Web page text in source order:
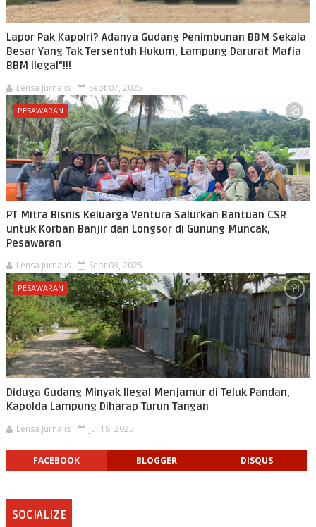
Lapor Pak Kapolri? Adanya Gudang Penimbunan BBM Sekala
Besar Yang Tak Tersentuh Hukum, Lampung Darurat Mafia
BBM ilegal"!!!
Lensa Jurnalis Sept 07, 2025
PESAWARAN
PT Mitra Bisnis Keluarga Ventura Salurkan Bantuan CSR
untuk Korban Banjir dan Longsor di Gunung Muncak,
Pesawaran
Lensa Jurnalis Sept 03, 2025
PESAWARAN
Diduga Gudang Minyak Ilegal Menjamur di Teluk Pandan,
Kapolda Lampung Diharap Turun Tangan
Lensa Jurnalis Jul 18, 2025
FACEBOOK BLOGGER DISQUS
SOCIALIZE